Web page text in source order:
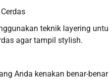
teknik layering
agar tampil stylish.
Anda kenakan benar-